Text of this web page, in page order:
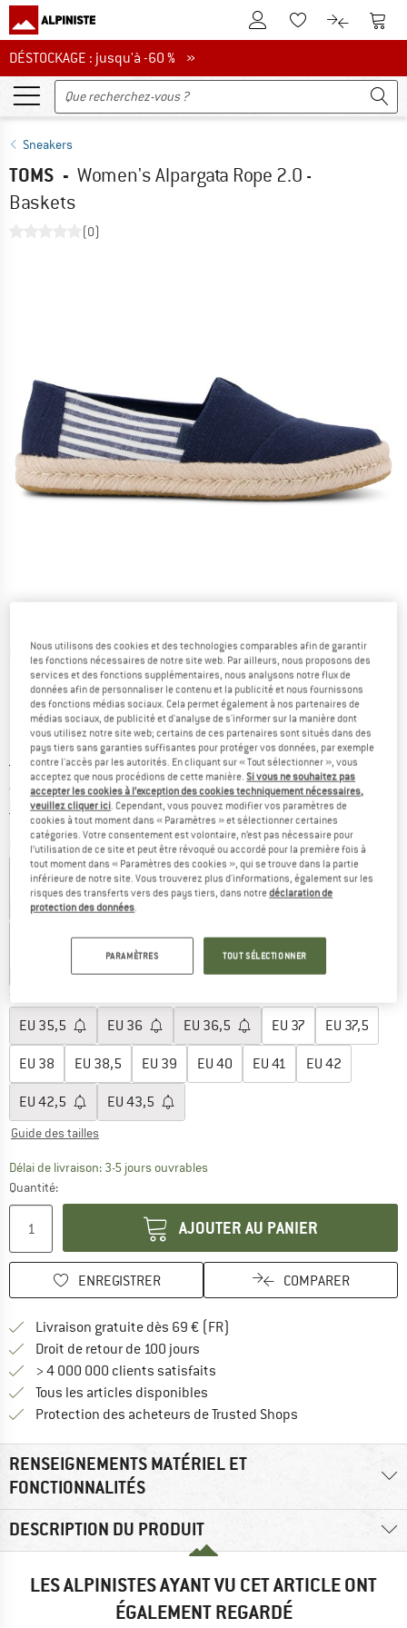
Vers le compte client
Vers la liste
Vers le
DÉSTOCKAGE : jusqu'à -60 %
DÉSTOCKAGE : jusqu'à -60 % »
Sneakers
TOMS - Women's Alpargata Rope 2.0 -
Baskets
(0)
Photos détaillées
Prix initial :
74,95€
Prix:
41,22€ TVA incl.
hors Frais de livraisonInformations sur les frais de livraison. Ouvre une
Couleur:Navy Nautical Stripe
-25 % -25 % -25 %
-45 %
Sélectionner taille:
EU 35,5 EU 36 EU 36,5 EU 37 EU 37,5
EU 38 EU 38,5 EU 39 EU 40 EU 41 EU 42
EU 42,5 EU 43,5
Guide des tailles
Délai de livraison: 3-5 jours ouvrablesLe lien s'ouvre dans une boîte
Quantité:
AJOUTER AU PANIER
ENREGISTRER COMPARER
Livraison gratuite dès 69 € (FR)
Droit de retour de 100 jours
> 4 000 000 clients satisfaits
Tous les articles disponibles
Protection des acheteurs de Trusted Shops
RENSEIGNEMENTS MATÉRIEL ET
FONCTIONNALITÉS
DESCRIPTION DU PRODUIT
LES ALPINISTES AYANT VU CET ARTICLE ONT
ÉGALEMENT REGARDÉ
Nous utilisons des cookies et des technologies comparables afin de garantir
les fonctions nécessaires de notre site web. Par ailleurs, nous proposons des
services et des fonctions supplémentaires, nous analysons notre flux de
données afin de personnaliser le contenu et la publicité et nous fournissons
des fonctions médias sociaux. Cela permet également à nos partenaires de
médias sociaux, de publicité et d'analyse de s'informer sur la manière dont
vous utilisez notre site web; certains de ces partenaires sont situés dans des
pays tiers sans garanties suffisantes pour protéger vos données, par exemple
contre l'accès par les autorités. En cliquant sur « Tout sélectionner », vous
acceptez que nous procédions de cette manière.Si vous ne souhaitez pas
accepter les cookies à l’exception des cookies techniquement nécessaires,
veuillez cliquer ici. Cependant, vous pouvez modifier vos paramètres de
cookies à tout moment dans « Paramètres » et sélectionner certaines
catégories. Votre consentement est volontaire, n’est pas nécessaire pour
l’utilisation de ce site et peut être révoqué ou accordé pour la première fois à
tout moment dans « Paramètres des cookies », qui se trouve dans la partie
inférieure de notre site. Vous trouverez plus d'informations, également sur les
risques des transferts vers des pays tiers, dans notredéclaration de
protection des données.
PARAMÈTRES TOUT SÉLECTIONNER